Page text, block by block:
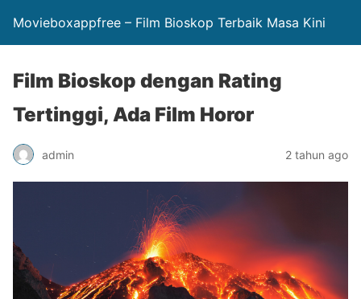
Movieboxappfree – Film Bioskop Terbaik Masa Kini
Film Bioskop dengan Rating
Tertinggi, Ada Film Horor
admin 2 tahun ago